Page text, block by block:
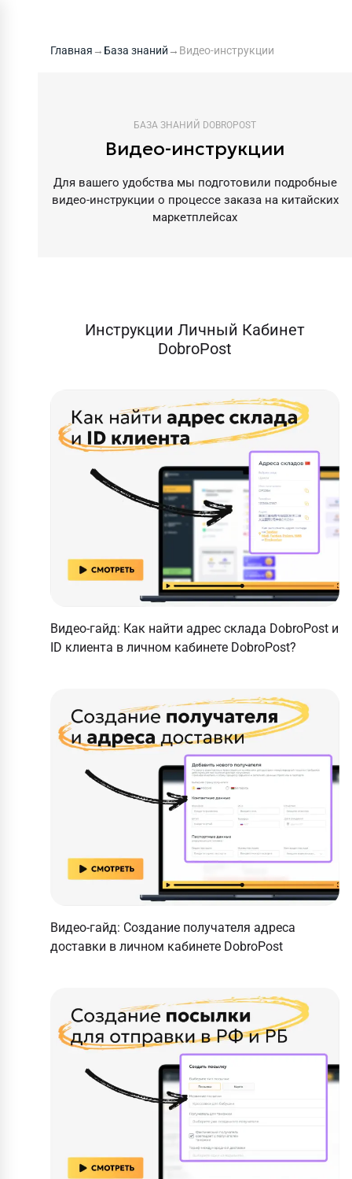
Главная → База знаний → Видео-инструкции
БАЗА ЗНАНИЙ DOBROPOST
Видео-инструкции
Для вашего удобства мы подготовили подробные
видео-инструкции о процессе заказа на китайских
маркетплейсах
Инструкции Личный Кабинет
DobroPost
Видео-гайд: Как найти адрес склада DobroPost и
ID клиента в личном кабинете DobroPost?
Видео-гайд: Создание получателя адреса
доставки в личном кабинете DobroPost